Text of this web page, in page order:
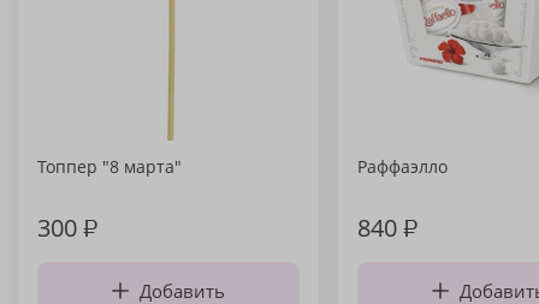
Топпер "8 марта"
300₽
Добавить
Раффаэлло
840₽